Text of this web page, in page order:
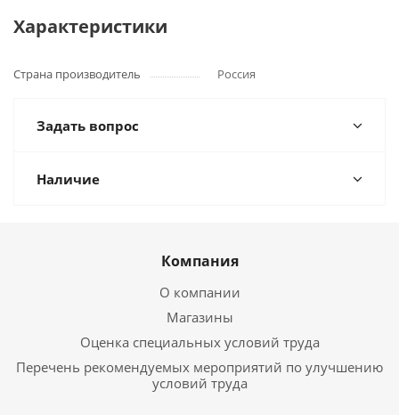
Характеристики
Страна производитель Россия
Задать вопрос
Наличие
Компания
О компании
Магазины
Оценка специальных условий труда
Перечень рекомендуемых мероприятий по улучшению
условий труда